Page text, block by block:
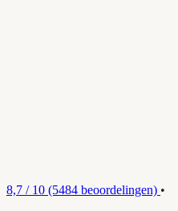
8,7 / 10 (5484 beoordelingen) •